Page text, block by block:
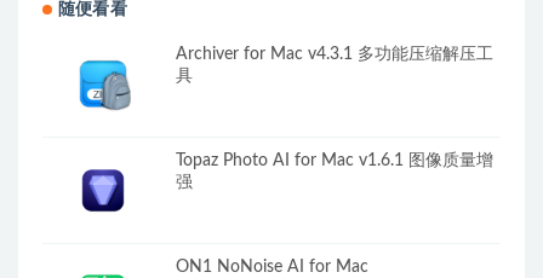
随便看看
Archiver for Mac v4.3.1 多功能压缩解压工
具
Topaz Photo AI for Mac v1.6.1 图像质量增
强
ON1 NoNoise AI for Mac